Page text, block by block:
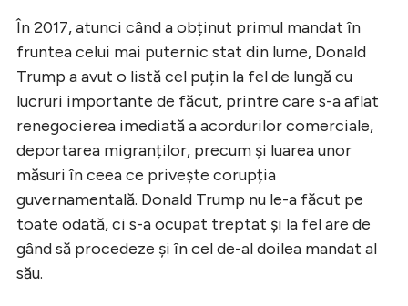
În 2017, atunci când a obținut primul mandat în
fruntea celui mai puternic stat din lume, Donald
Trump a avut o listă cel puțin la fel de lungă cu
lucruri importante de făcut, printre care s-a aflat
renegocierea imediată a acordurilor comerciale,
deportarea migranților, precum și luarea unor
măsuri în ceea ce privește corupția
guvernamentală. Donald Trump nu le-a făcut pe
toate odată, ci s-a ocupat treptat și la fel are de
gând să procedeze și în cel de-al doilea mandat al
său.